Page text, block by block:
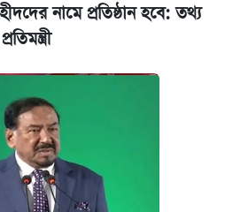
টিকিট কাটবেন যেভাবে
২৩ বাংলাদেশিকে দেশে
নামে প্রতিষ্ঠান হবে: তথ্য
প্রতিমন্ত্রী